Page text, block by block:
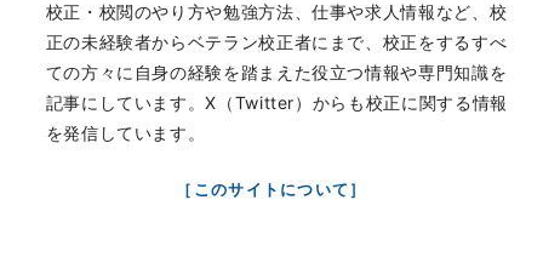
校正・校閲のやり方や勉強方法、仕事や求人情報など、校
正の未経験者からベテラン校正者にまで、校正をするすべ
ての方々に自身の経験を踏まえた役立つ情報や専門知識を
記事にしています。X（Twitter）からも校正に関する情報
を発信しています。
［このサイトについて］